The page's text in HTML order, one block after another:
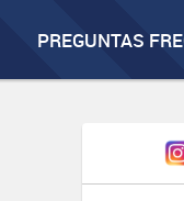
PREGUNTAS